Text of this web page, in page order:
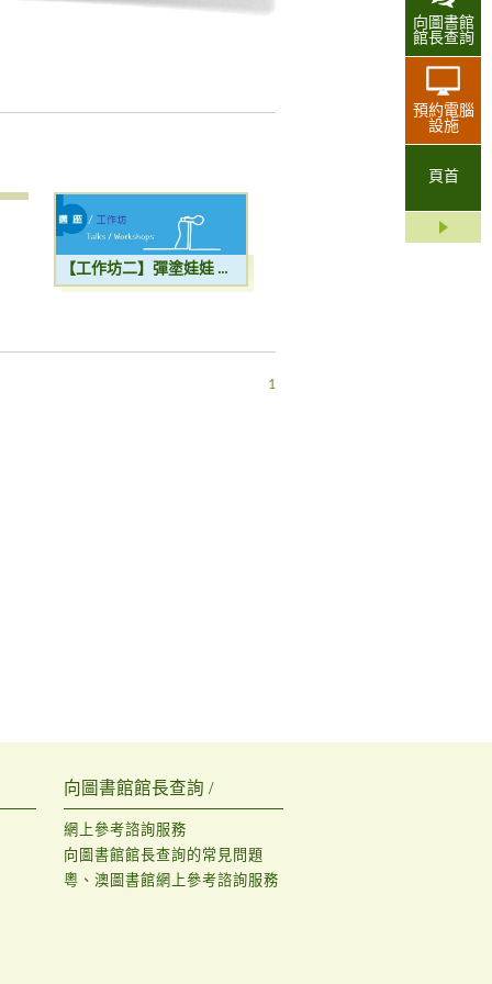
向圖書館
館長查詢
預約電腦
設施
頁首
【工作坊二】彈塗娃娃 濕地動物手偶工作坊
1
向圖書館館長查詢 /
網上參考諮詢服務
向圖書館館長查詢的常見問題
粵、澳圖書館網上參考諮詢服務